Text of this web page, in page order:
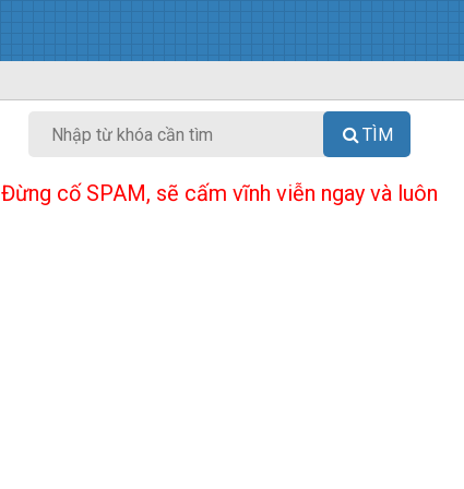
TÌM
Đừng cố SPAM, sẽ cấm vĩnh viễn ngay và luôn